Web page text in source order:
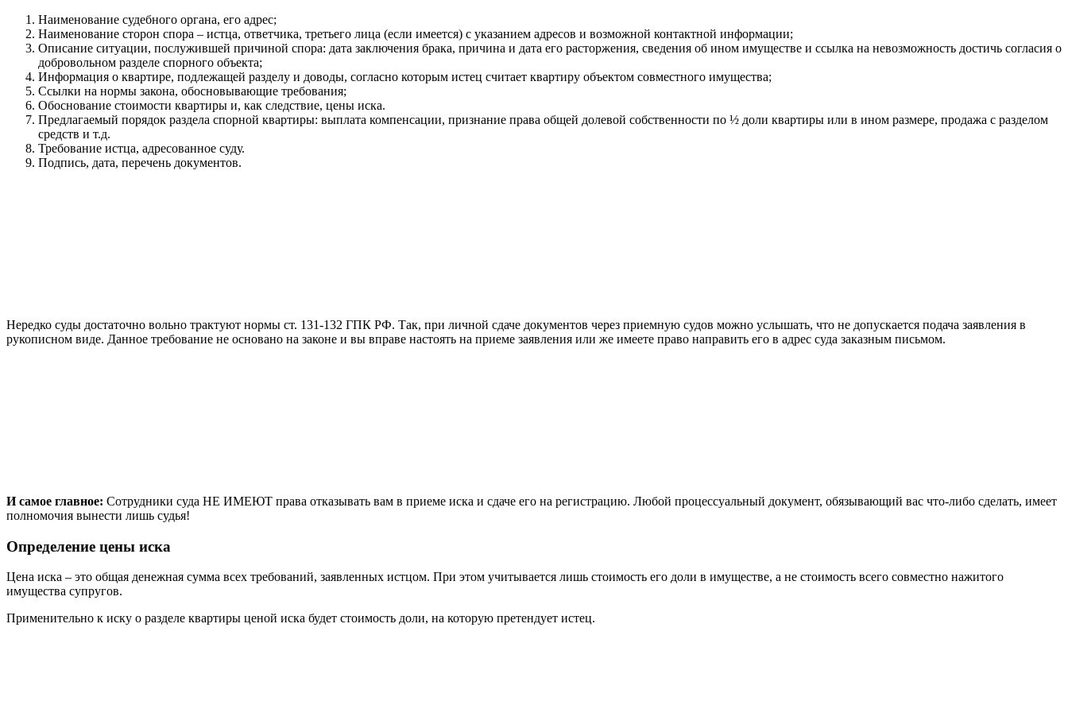
Наименование судебного органа, его адрес;
Наименование сторон спора – истца, ответчика, третьего лица (если имеется) с указанием адресов и возможной контактной информации;
Описание ситуации, послужившей причиной спора: дата заключения брака, причина и дата его расторжения, сведения об ином имуществе и ссылка на невозможность достичь согласия о
добровольном разделе спорного объекта;
Информация о квартире, подлежащей разделу и доводы, согласно которым истец считает квартиру объектом совместного имущества;
Ссылки на нормы закона, обосновывающие требования;
Обоснование стоимости квартиры и, как следствие, цены иска.
Предлагаемый порядок раздела спорной квартиры: выплата компенсации, признание права общей долевой собственности по ½ доли квартиры или в ином размере, продажа с разделом
средств и т.д.
Требование истца, адресованное суду.
Подпись, дата, перечень документов.
Нередко суды достаточно вольно трактуют нормы ст. 131-132 ГПК РФ. Так, при личной сдаче документов через приемную судов можно услышать, что не допускается подача заявления в
рукописном виде. Данное требование не основано на законе и вы вправе настоять на приеме заявления или же имеете право направить его в адрес суда заказным письмом.
И самое главное: Сотрудники суда НЕ ИМЕЮТ права отказывать вам в приеме иска и сдаче его на регистрацию. Любой процессуальный документ, обязывающий вас что-либо сделать, имеет
полномочия вынести лишь судья!
Определение цены иска
Цена иска – это общая денежная сумма всех требований, заявленных истцом. При этом учитывается лишь стоимость его доли в имуществе, а не стоимость всего совместно нажитого
имущества супругов.
Применительно к иску о разделе квартиры ценой иска будет стоимость доли, на которую претендует истец.